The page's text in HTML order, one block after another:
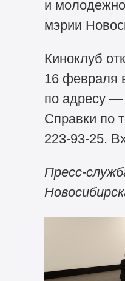
и
мэрии
Киноклуб
16 февраля
по адресу —
Справки по
223-93-25.
Пресс-